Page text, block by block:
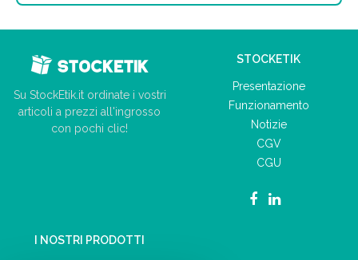
Su StockEtik.it ordinate i vostri
articoli a prezzi all'ingrosso
con pochi clic!
STOCKETIK
Presentazione
Funzionamento
Notizie
CGV
CGU
I NOSTRI PRODOTTI